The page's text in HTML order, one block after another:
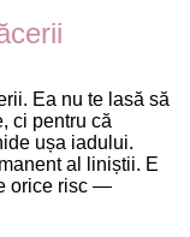
Ea nu te lasă să
ci pentru că
ușa iadului.
al liniștii. E
orice risc —